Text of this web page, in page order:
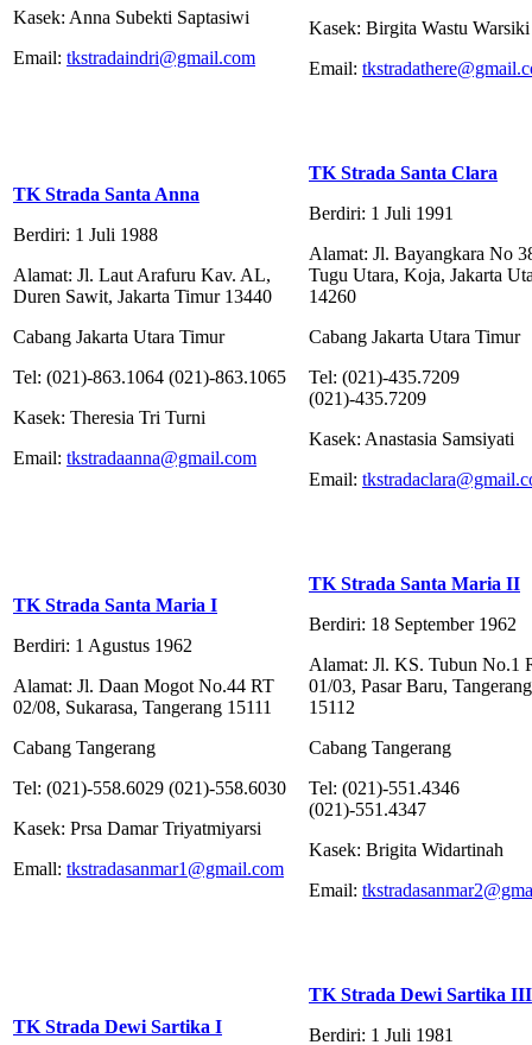
Kasek: Anna Subekti Saptasiwi
Email: tkstradaindri@gmail.com
Kasek: Birgita Wastu Warsiki
Email:
TK Strada Santa Anna
Berdiri: 1 Juli 1988
Alamat: Jl. Laut Arafuru Kav. AL,
Duren Sawit, Jakarta Timur 13440
Cabang Jakarta Utara Timur
Tel: (021)-863.1064 (021)-863.1065
Kasek: Theresia Tri Turni
Email: tkstradaanna@gmail.com
TK Strada Santa Clara
Berdiri: 1 Juli 1991
Alamat: Jl. Bayangkara No
Tugu Utara, Koja, Jakarta
14260
Cabang Jakarta Utara Timur
Tel: (021)-435.7209
(021)-435.7209
Kasek: Anastasia Samsiyati
Email:
TK Strada Santa Maria I
Berdiri: 1 Agustus 1962
Alamat: Jl. Daan Mogot No.44 RT
02/08, Sukarasa, Tangerang 15111
Cabang Tangerang
Tel: (021)-558.6029 (021)-558.6030
Kasek: Prsa Damar Triyatmiyarsi
Emall: tkstradasanmar1@gmail.com
TK Strada Santa Maria II
Berdiri: 18 September 1962
Alamat: Jl. KS. Tubun No.1
01/03, Pasar Baru, Tangerang
15112
Cabang Tangerang
Tel: (021)-551.4346
(021)-551.4347
Kasek: Brigita Widartinah
Email:
TK Strada Dewi Sartika I
TK Strada Dewi Sartika III
Berdiri: 1 Juli 1981